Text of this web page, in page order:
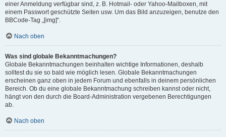
einer Anmeldung verfügbar sind, z. B. Hotmail- oder Yahoo-Mailboxen, mit
einem Passwort geschützte Seiten usw. Um das Bild anzuzeigen, benutze den
BBCode-Tag „[img]“.
Nach oben
Was sind globale Bekanntmachungen?
Globale Bekanntmachungen beinhalten wichtige Informationen, deshalb
solltest du sie so bald wie möglich lesen. Globale Bekanntmachungen
erscheinen ganz oben in jedem Forum und ebenfalls in deinem persönlichen
Bereich. Ob du eine globale Bekanntmachung schreiben kannst oder nicht,
hängt von den durch die Board-Administration vergebenen Berechtigungen
ab.
Nach oben